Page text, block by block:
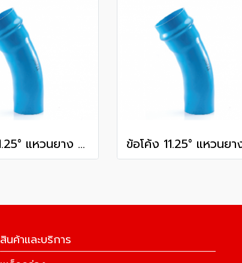
ข้อโค้ง 11.25° แหวนยาง ES1 SCG ขนาด 350 มม. (14 นิ้ว ) ชั้น 13.5
สินค้าและบริการ